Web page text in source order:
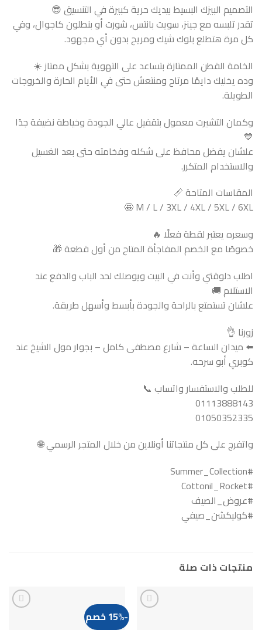
التصميم البيزك البسيط بيديك حرية كبيرة في التنسيق 😎
تقدر تلبسه مع جينز، سويت بانتس، شورت أو بنطلون كاجوال، وفي
كل مرة هتطلع بلوك شيك ومريح بدون أي مجهود.
الخامة القطن الممتازة بتساعد على التهوية بشكل ممتاز ☀️
وده يخليك دايمًا مرتاح ومنتعش حتى في الأيام الحارة والخروجات
الطويلة.
وكمان التشيرت معمول بتقفيل عالي الجودة وخياطة نضيفة جدًا
💙
علشان يفضل محافظ على شكله وفخامته حتى بعد الغسيل
والاستخدام المتكرر.
المقاسات المتاحة 📏
M / L / 3XL / 4XL / 5XL / 6XL 🤩
وسعره يعتبر لقطة فعلًا 🔥
خصوصًا مع الخصم المفاجأة المتاح من أول قطعة 🎁
اطلب دلوقتي وأنت في البيت ويوصلك لحد الباب والدفع عند
الاستلام 🚚
علشان تستمتع بالراحة والجودة بأبسط وأسهل طريقة.
زورنا 👌
⬅️ ميدان الساعة – شارع مصطفى كامل – بجوار مول الشيخ عند
كوبري أبو سرحه.
للطلب والاستفسار واتساب 📞
01113888143
01050352335
واتفرج على كل منتجاتنا أونلاين من خلال المتجر الرسمي 🌐
#Summer_Collection
#Cottonil_Rocket
#عروض_الصيف
#كوليكشن_صيفي
منتجات ذات صلة
-15% خصم